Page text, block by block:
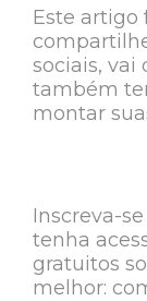
Este artigo
sociais, vai
também
montar
Inscreva-
tenha
gratuitos
melhor: